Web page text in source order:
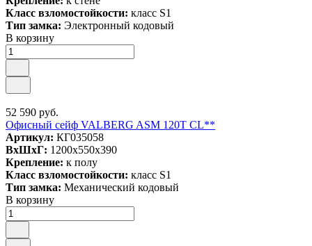
Класс взломостойкости: класс S1
Тип замка: Электронный кодовый
В корзину
52 590 руб.
Офисный сейф VALBERG ASM 120T CL**
Артикул: КГ035058
ВxШxГ: 1200x550x390
Крепление: к полу
Класс взломостойкости: класс S1
Тип замка: Механический кодовый
В корзину